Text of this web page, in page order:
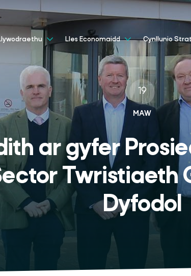
Lles Economaidd Cynllunio
19
MAW
ar gyfer
Twristiaeth
Dyfodol